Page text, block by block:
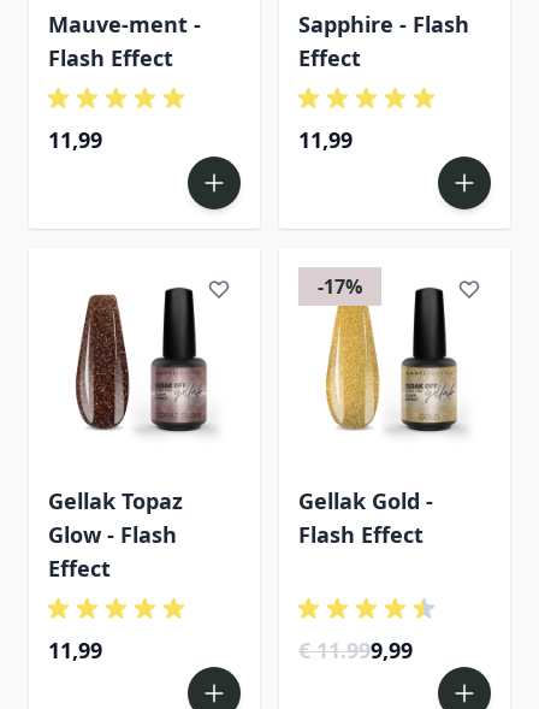
Mauve-ment -
Flash Effect
11,99
Sapphire - Flash
Effect
11,99
Gellak Topaz
Glow - Flash
Effect
11,99
-17%
Gellak Gold -
Flash Effect
€ 11.999,99